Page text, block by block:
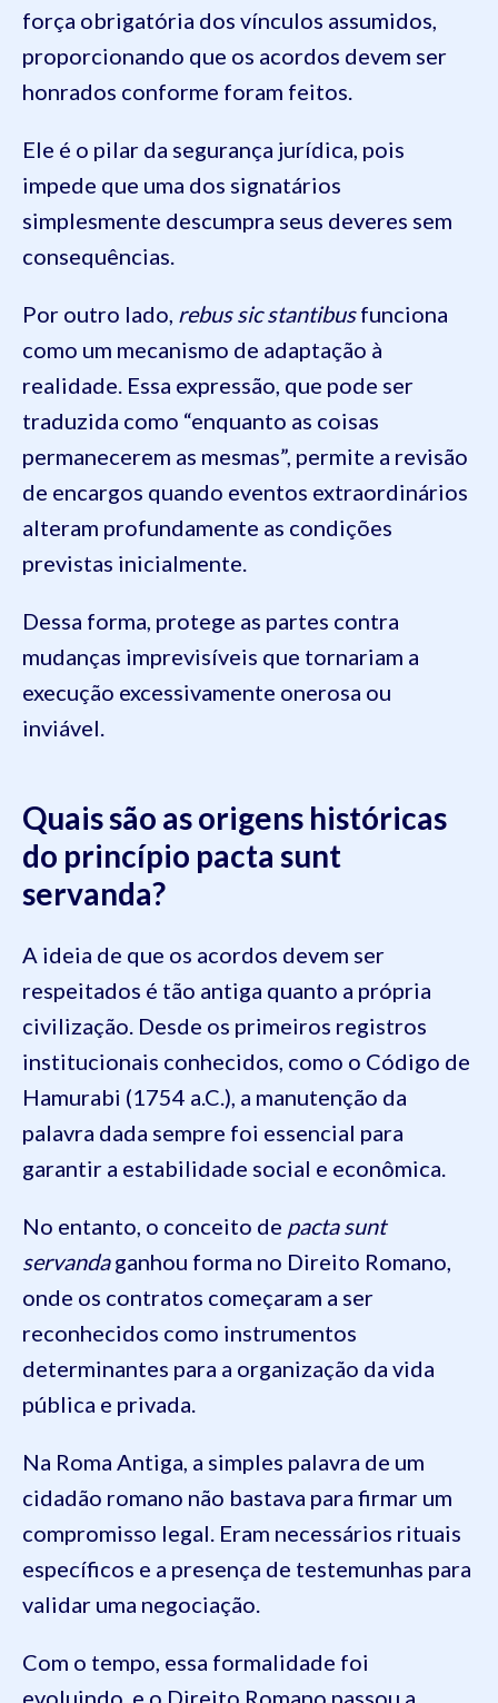
força obrigatória dos vínculos assumidos,
proporcionando que os acordos devem ser
honrados conforme foram feitos.
Ele é o pilar da segurança jurídica, pois
impede que uma dos signatários
simplesmente descumpra seus deveres sem
consequências.
Por outro lado, rebus sic stantibusfunciona
como um mecanismo de adaptação à
realidade. Essa expressão, que pode ser
traduzida como “enquanto as coisas
permanecerem as mesmas”, permite a revisão
de encargos quando eventos extraordinários
alteram profundamente as condições
previstas inicialmente.
Dessa forma, protege as partes contra
mudanças imprevisíveis que tornariam a
execução excessivamente onerosa ou
inviável.
Quais são as origens históricas
do princípio pacta sunt
servanda?
A ideia de que os acordos devem ser
respeitados é tão antiga quanto a própria
civilização. Desde os primeiros registros
institucionais conhecidos, como o Código de
Hamurabi (1754 a.C.), a manutenção da
palavra dada sempre foi essencial para
garantir a estabilidade social e econômica.
No entanto, o conceito de pacta sunt
servandaganhou forma no Direito Romano,
onde os contratos começaram a ser
reconhecidos como instrumentos
determinantes para a organização da vida
pública e privada.
Na Roma Antiga, a simples palavra de um
cidadão romano não bastava para firmar um
compromisso legal. Eram necessários rituais
específicos e a presença de testemunhas para
validar uma negociação.
Com o tempo, essa formalidade foi